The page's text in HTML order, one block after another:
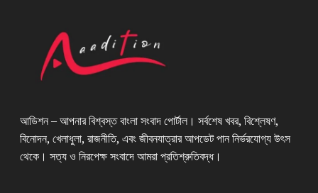
আডিশন – আপনার বিশ্বস্ত বাংলা সংবাদ পোর্টাল। সর্বশেষ খবর, বিশ্লেষণ,
বিনোদন, খেলাধুলা, রাজনীতি, এবং জীবনযাত্রার আপডেট পান নির্ভরযোগ্য উৎস
থেকে। সত্য ও নিরপেক্ষ সংবাদে আমরা প্রতিশ্রুতিবদ্ধ।